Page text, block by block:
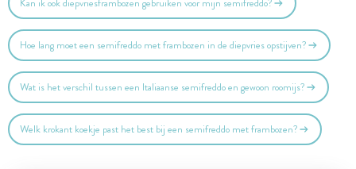
Kan ik ook diepvriesframbozen gebruiken voor mijn semifreddo?
Hoe lang moet een semifreddo met frambozen in de diepvries opstijven?
Wat is het verschil tussen een Italiaanse semifreddo en gewoon roomijs?
Welk krokant koekje past het best bij een semifreddo met frambozen?